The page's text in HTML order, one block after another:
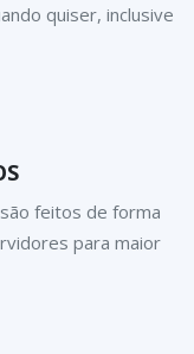
quiser, inclusive
feitos de forma
para maior